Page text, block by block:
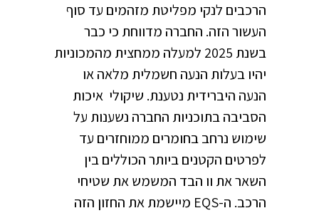
הרכבים לנקי מפליטת מזהמים עד סוף
העשור הזה. החברה מדווחת כי כבר
בשנת 2025 למעלה ממחצית מהמכוניות
יהיו בעלות הנעה חשמלית מלאה או
הנעה היברידית נטענת. שיקולי איכות
הסביבה בתוכניות החברה נשענות על
שימוש נרחב בחומרים ממוחזרים עד
לפרטים הקטנים ביותר הכוללים בין
השאר את וו הבד המשמש את שטיחי
הרכב. ה-EQS מיישמת את החזון הזה